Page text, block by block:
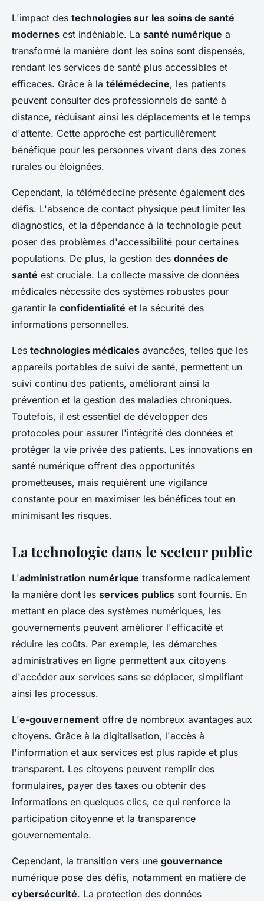
L'impact des technologies sur les soins de santé
modernes est indéniable. La santé numérique a
transformé la manière dont les soins sont dispensés,
rendant les services de santé plus accessibles et
efficaces. Grâce à la télémédecine, les patients
peuvent consulter des professionnels de santé à
distance, réduisant ainsi les déplacements et le temps
d'attente. Cette approche est particulièrement
bénéfique pour les personnes vivant dans des zones
rurales ou éloignées.
Cependant, la télémédecine présente également des
défis. L'absence de contact physique peut limiter les
diagnostics, et la dépendance à la technologie peut
poser des problèmes d'accessibilité pour certaines
populations. De plus, la gestion des données de
santé est cruciale. La collecte massive de données
médicales nécessite des systèmes robustes pour
garantir la confidentialité et la sécurité des
informations personnelles.
Les technologies médicales avancées, telles que les
appareils portables de suivi de santé, permettent un
suivi continu des patients, améliorant ainsi la
prévention et la gestion des maladies chroniques.
Toutefois, il est essentiel de développer des
protocoles pour assurer l'intégrité des données et
protéger la vie privée des patients. Les innovations en
santé numérique offrent des opportunités
prometteuses, mais requièrent une vigilance
constante pour en maximiser les bénéfices tout en
minimisant les risques.
La technologie dans le secteur public
L'administration numérique transforme radicalement
la manière dont les services publics sont fournis. En
mettant en place des systèmes numériques, les
gouvernements peuvent améliorer l'efficacité et
réduire les coûts. Par exemple, les démarches
administratives en ligne permettent aux citoyens
d'accéder aux services sans se déplacer, simplifiant
ainsi les processus.
L'e-gouvernement offre de nombreux avantages aux
citoyens. Grâce à la digitalisation, l'accès à
l'information et aux services est plus rapide et plus
transparent. Les citoyens peuvent remplir des
formulaires, payer des taxes ou obtenir des
informations en quelques clics, ce qui renforce la
participation citoyenne et la transparence
gouvernementale.
Cependant, la transition vers une gouvernance
numérique pose des défis, notamment en matière de
cybersécurité. La protection des données